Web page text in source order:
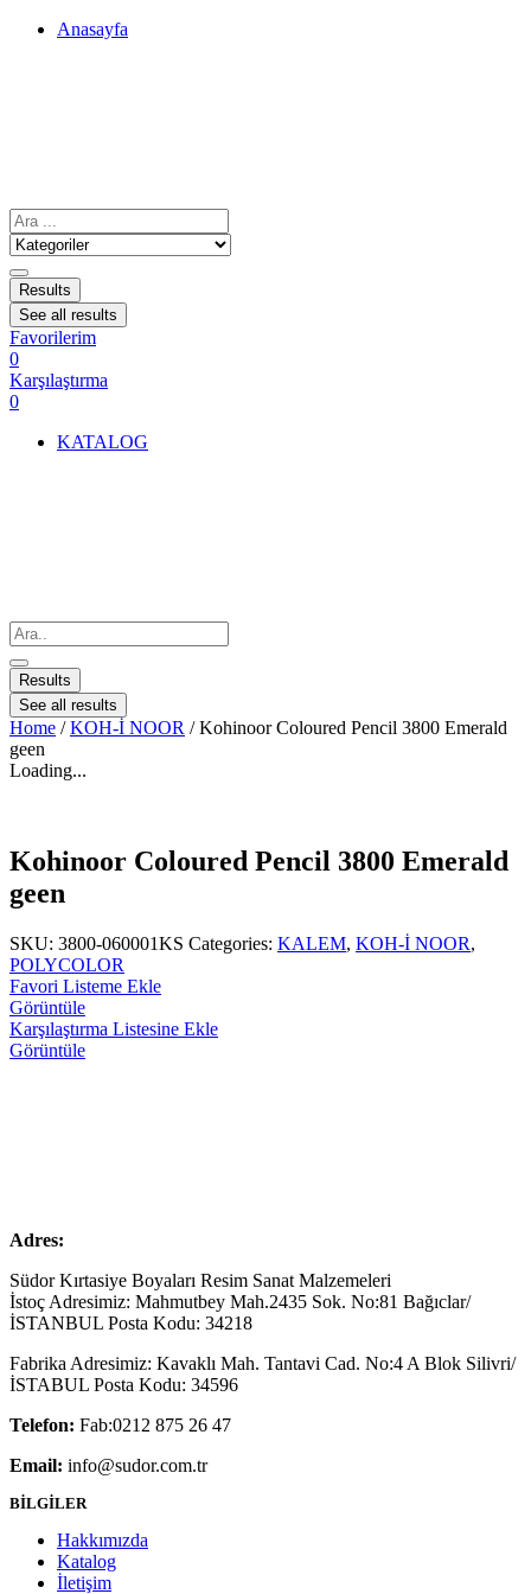
Anasayfa
Results
See all results
Favorilerim
0
Karşılaştırma
0
KATALOG
Results
See all results
Home /KOH-İ NOOR / Kohinoor Coloured Pencil 3800 Emerald
geen
Loading...
Kohinoor Coloured Pencil 3800 Emerald
geen
SKU: 3800-060001KS Categories: KALEM, KOH-İ NOOR,
POLYCOLOR
Favori Listeme Ekle
Görüntüle
Karşılaştırma Listesine Ekle
Görüntüle
Adres:
Südor Kırtasiye Boyaları Resim Sanat Malzemeleri
İstoç Adresimiz: Mahmutbey Mah.2435 Sok. No:81 Bağıclar/
İSTANBUL Posta Kodu: 34218
Fabrika Adresimiz: Kavaklı Mah. Tantavi Cad. No:4 A Blok Silivri/
İSTABUL Posta Kodu: 34596
Telefon: Fab:0212 875 26 47
Email: info@sudor.com.tr
BİLGİLER
Hakkımızda
Katalog
İletişim